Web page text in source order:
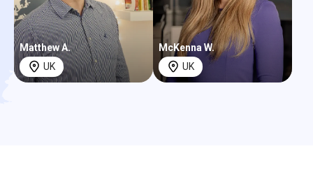
Matthew A.
UK
McKenna W.
UK